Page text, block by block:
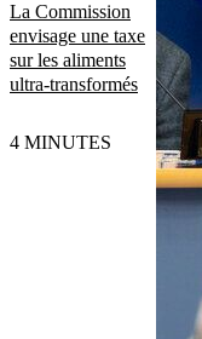
La Commission
envisage une taxe
sur les aliments
ultra-transformés
4 MINUTES